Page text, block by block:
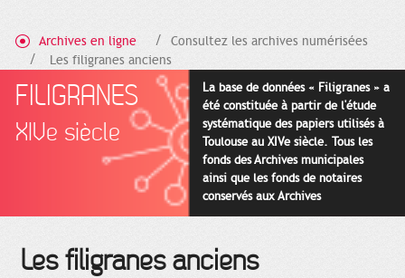
Archives en ligne
Consultez les archives numérisées
Les filigranes anciens
FILIGRANES
XIVe siècle
La base de données « Filigranes » a
été constituée à partir de l'étude
systématique des papiers utilisés à
Toulouse au XIVe siècle. Tous les
fonds des Archives municipales
ainsi que les fonds de notaires
conservés aux Archives
départementales pour cette
Les filigranes anciens